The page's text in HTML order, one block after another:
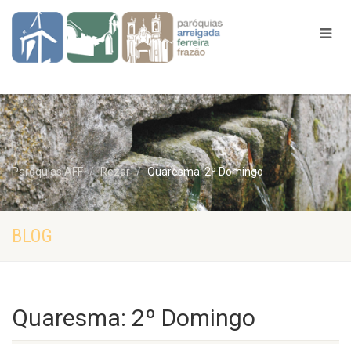
Paróquias AFF Rezar Quaresma: 2º Domingo
BLOG
Quaresma: 2º Domingo